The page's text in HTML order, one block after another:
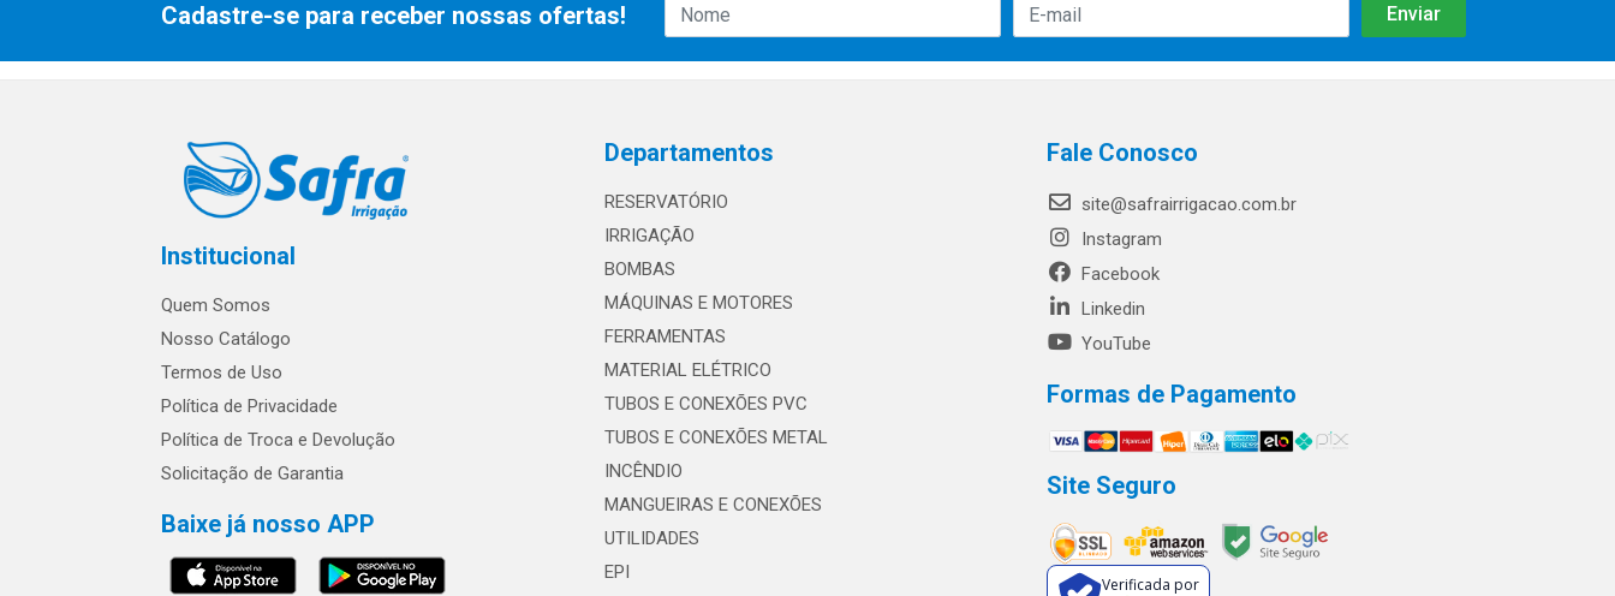
Cadastre-se para receber nossas ofertas!
Institucional
Quem Somos
Nosso Catálogo
Termos de Uso
Política de Privacidade
Política de Troca e Devolução
Solicitação de Garantia
Baixe já nosso APP
Departamentos
RESERVATÓRIO
IRRIGAÇÃO
BOMBAS
MÁQUINAS E MOTORES
FERRAMENTAS
MATERIAL ELÉTRICO
TUBOS E CONEXÕES PVC
TUBOS E CONEXÕES METAL
INCÊNDIO
MANGUEIRAS E CONEXÕES
UTILIDADES
EPI
Fale Conosco
site@safrairrigacao.com.br
Instagram
Facebook
Linkedin
YouTube
Formas de Pagamento
Site Seguro
Verificada por